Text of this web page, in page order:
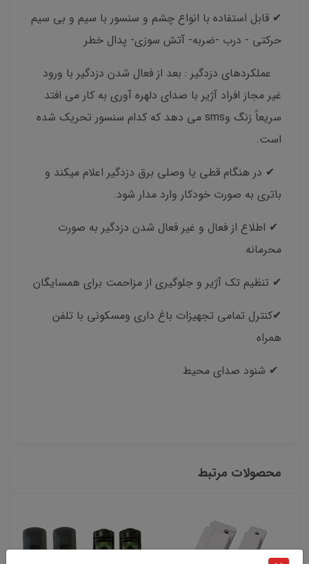
✔ قابل استفاده با انواع چشم و سنسور با سیم و بی سیم
حرکتی - درب -ضربه- آتش سوزی- پدال خطر
عملکردهای دزدگیر : بعد از فعال شدن دزدگیر با ورود
غیر مجاز افراد آژیر با صدای دلهره آوری به کار می افتد
سریعاً زنگ وsms می دهد که کدام سنسور تحریک شده
است.
✔ در هنگام قطی یا وصلی برق دزدگیر اعلام میکند و
باتری به صورت خودکار وارد مدار شود.
✔ اطلاع از فعال و غیر فعال شدن دزدگیر به صورت
محرمانه
✔ تنظیم تک آژیر و جلوگیری از مزاحمت برای همسایگان
✔کنترل تمامی تجهیزات باغ داری ومسکونی با تلفن
همراه
✔ شنود صدای محیط
محصولات مرتبط